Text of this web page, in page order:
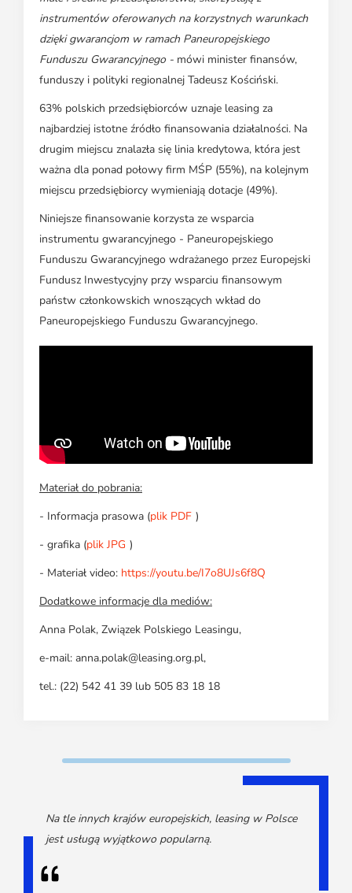
instrumentów oferowanych na korzystnych warunkach
dzięki gwarancjom w ramach Paneuropejskiego
Funduszu Gwarancyjnego - mówi minister finansów,
funduszy i polityki regionalnej Tadeusz Kościński.
63% polskich przedsiębiorców uznaje leasing za
najbardziej istotne źródło finansowania działalności. Na
drugim miejscu znalazła się linia kredytowa, która jest
ważna dla ponad połowy firm MŚP (55%), na kolejnym
miejscu przedsiębiorcy wymieniają dotacje (49%).
Niniejsze finansowanie korzysta ze wsparcia
instrumentu gwarancyjnego - Paneuropejskiego
Funduszu Gwarancyjnego wdrażanego przez Europejski
Fundusz Inwestycyjny przy wsparciu finansowym
państw członkowskich wnoszących wkład do
Paneuropejskiego Funduszu Gwarancyjnego.
Materiał do pobrania:
- Informacja prasowa (plik PDF )
- grafika (plik JPG )
- Materiał video: https://youtu.be/I7o8UJs6f8Q
Dodatkowe informacje dla mediów:
Anna Polak, Związek Polskiego Leasingu,
e-mail: anna.polak@leasing.org.pl,
tel.: (22) 542 41 39 lub 505 83 18 18
Na tle innych krajów europejskich, leasing w Polsce
jest usługą wyjątkowo popularną.